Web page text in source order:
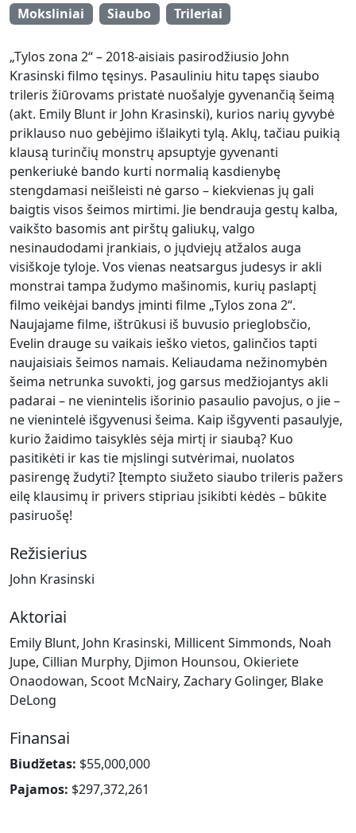
Moksliniai Siaubo Trileriai
„Tylos zona 2“ – 2018-aisiais pasirodžiusio John
Krasinski filmo tęsinys. Pasauliniu hitu tapęs siaubo
trileris žiūrovams pristatė nuošalyje gyvenančią šeimą
(akt. Emily Blunt ir John Krasinski), kurios narių gyvybė
priklauso nuo gebėjimo išlaikyti tylą. Aklų, tačiau puikią
klausą turinčių monstrų apsuptyje gyvenanti
penkeriukė bando kurti normalią kasdienybę
stengdamasi neišleisti nė garso – kiekvienas jų gali
baigtis visos šeimos mirtimi. Jie bendrauja gestų kalba,
vaikšto basomis ant pirštų galiukų, valgo
nesinaudodami įrankiais, o jųdviejų atžalos auga
visiškoje tyloje. Vos vienas neatsargus judesys ir akli
monstrai tampa žudymo mašinomis, kurių paslaptį
filmo veikėjai bandys įminti filme „Tylos zona 2“.
Naujajame filme, ištrūkusi iš buvusio prieglobsčio,
Evelin drauge su vaikais ieško vietos, galinčios tapti
naujaisiais šeimos namais. Keliaudama nežinomybėn
šeima netrunka suvokti, jog garsus medžiojantys akli
padarai – ne vienintelis išorinio pasaulio pavojus, o jie –
ne vienintelė išgyvenusi šeima. Kaip išgyventi pasaulyje,
kurio žaidimo taisyklės sėja mirtį ir siaubą? Kuo
pasitikėti ir kas tie mįslingi sutvėrimai, nuolatos
pasirengę žudyti? Įtempto siužeto siaubo trileris pažers
eilę klausimų ir privers stipriau įsikibti kėdės – būkite
pasiruošę!
Režisierius
John Krasinski
Aktoriai
Emily Blunt, John Krasinski, Millicent Simmonds, Noah
Jupe, Cillian Murphy, Djimon Hounsou, Okieriete
Onaodowan, Scoot McNairy, Zachary Golinger, Blake
DeLong
Finansai
Biudžetas: $55,000,000
Pajamos: $297,372,261